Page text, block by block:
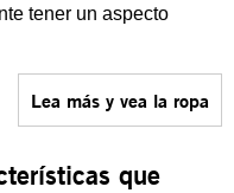
tener un aspecto
Lea más y vea la ropa
que